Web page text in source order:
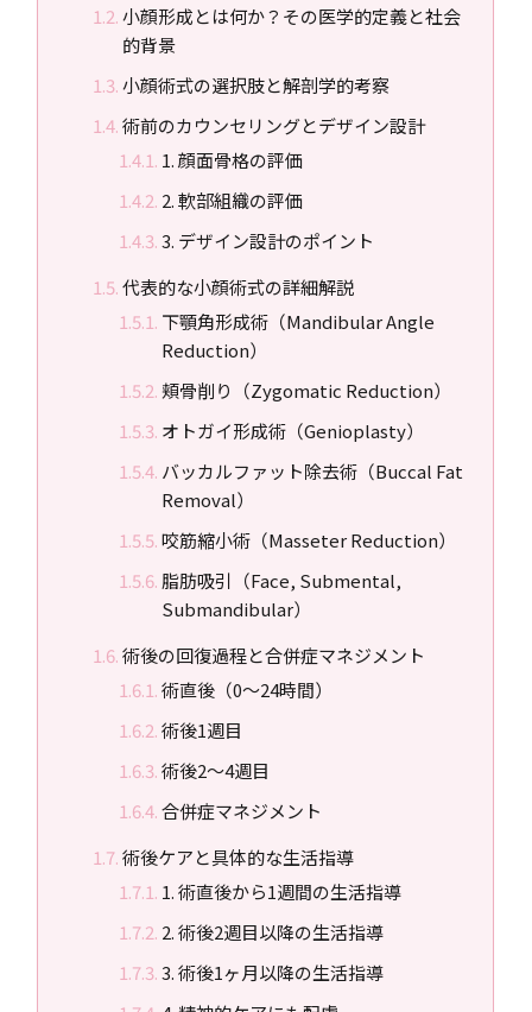
小顔形成とは何か？その医学的定義と社会
的背景
小顔術式の選択肢と解剖学的考察
術前のカウンセリングとデザイン設計
1. 顔面骨格の評価
2. 軟部組織の評価
3. デザイン設計のポイント
代表的な小顔術式の詳細解説
下顎角形成術（Mandibular Angle
Reduction）
頬骨削り（Zygomatic Reduction）
オトガイ形成術（Genioplasty）
バッカルファット除去術（Buccal Fat
Removal）
咬筋縮小術（Masseter Reduction）
脂肪吸引（Face, Submental,
Submandibular）
術後の回復過程と合併症マネジメント
術直後（0～24時間）
術後1週目
術後2～4週目
合併症マネジメント
術後ケアと具体的な生活指導
1. 術直後から1週間の生活指導
2. 術後2週目以降の生活指導
3. 術後1ヶ月以降の生活指導